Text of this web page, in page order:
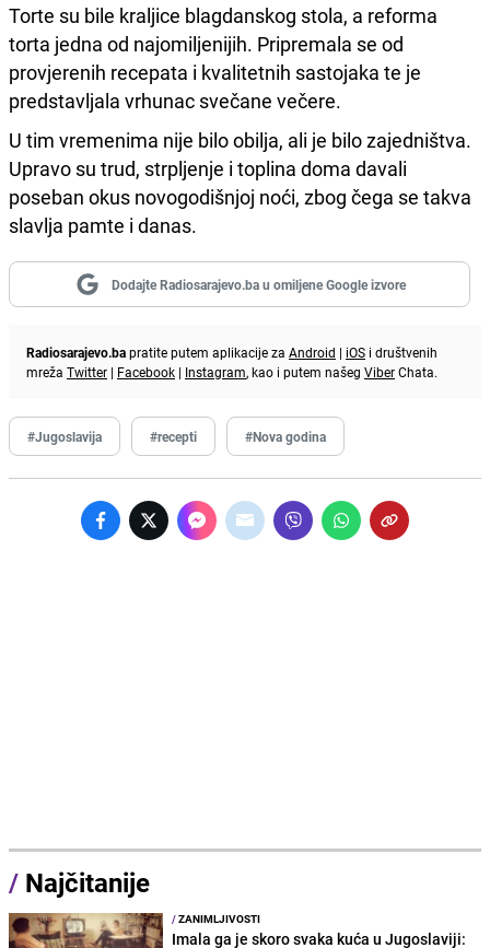
Torte su bile kraljice blagdanskog stola, a reforma
torta jedna od najomiljenijih. Pripremala se od
provjerenih recepata i kvalitetnih sastojaka te je
predstavljala vrhunac svečane večere.
U tim vremenima nije bilo obilja, ali je bilo zajedništva.
Upravo su trud, strpljenje i toplina doma davali
poseban okus novogodišnjoj noći, zbog čega se takva
slavlja pamte i danas.
Dodajte Radiosarajevo.ba u omiljene Google izvore
Radiosarajevo.bapratite putem aplikacije za Android | iOS i društvenih
mreža Twitter | Facebook | Instagram, kao i putem našeg ViberChata.
#Jugoslavija #recepti #Nova godina
/ Najčitanije
/ZANIMLJIVOSTI
Imala ga je skoro svaka kuća u Jugoslaviji: